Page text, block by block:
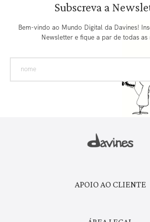
Subscreva a
Bem-vindo ao Mundo Digital da Davines!
Newsletter e fique a par de todas as
APOIO AO CLIENTE